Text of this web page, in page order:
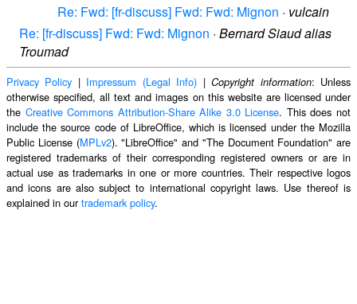
Re: Fwd: [fr-discuss] Fwd: Fwd: Mignon · vulcain
Re: [fr-discuss] Fwd: Fwd: Mignon · Bernard Siaud alias
Troumad
Privacy Policy | Impressum (Legal Info) |Copyright information: Unless
otherwise specified, all text and images on this website are licensed under
the Creative Commons Attribution-Share Alike 3.0 License. This does not
include the source code of LibreOffice, which is licensed under the Mozilla
Public License (MPLv2). "LibreOffice" and "The Document Foundation" are
registered trademarks of their corresponding registered owners or are in
actual use as trademarks in one or more countries. Their respective logos
and icons are also subject to international copyright laws. Use thereof is
explained in ourtrademark policy.